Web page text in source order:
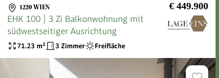
1220 WIEN € 449.900
EHK 100 | 3 Zi Balkonwohnung mit
südwestseitiger Ausrichtung
71.23 m² 3 Zimmer Freifläche